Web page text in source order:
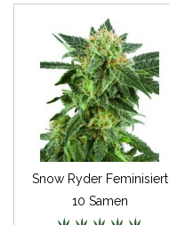
Snow Ryder Feminisiert
10 Samen